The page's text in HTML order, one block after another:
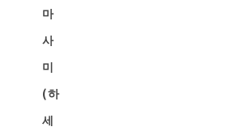
마
사
미
(하
세